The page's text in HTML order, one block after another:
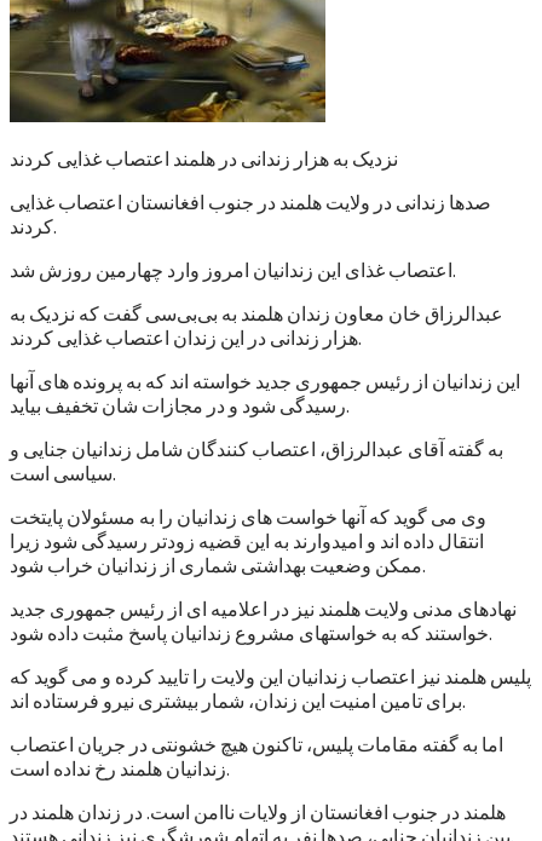
نزدیک به هزار زندانی در هلمند اعتصاب غذایی کردند
صدها زندانی در ولایت هلمند در جنوب افغانستان اعتصاب غذایی
کردند.
اعتصاب غذای این زندانیان امروز وارد چهارمین روزش شد.
عبدالرزاق خان معاون زندان هلمند به بی‌بی‌سی گفت که نزدیک به
هزار زندانی در این زندان اعتصاب غذایی کردند.
این زندانیان از رئیس جمهوری جدید خواسته اند که به پرونده های آنها
رسیدگی شود و در مجازات شان تخفیف بیاید.
به گفته آقای عبدالرزاق، اعتصاب کنندگان شامل زندانیان جنایی و
سیاسی است.
وی می گوید که آنها خواست های زندانیان را به مسئولان پایتخت
انتقال داده اند و امیدوارند به این قضیه زودتر رسیدگی شود زیرا
ممکن وضعیت بهداشتی شماری از زندانیان خراب شود.
نهادهای مدنی ولایت هلمند نیز در اعلامیه ای از رئیس جمهوری جدید
خواستند که به خواستهای مشروع زندانیان پاسخ مثبت داده شود.
پلیس هلمند نیز اعتصاب زندانیان این ولایت را تایید کرده و می گوید که
برای تامین امنیت این زندان، شمار بیشتری نیرو فرستاده اند.
اما به گفته مقامات پلیس، تاکنون هیچ خشونتی در جریان اعتصاب
زندانیان هلمند رخ نداده است.
هلمند در جنوب افغانستان از ولایات ناامن است. در زندان هلمند در
بین زندانیان جنایی، صدها نفر به اتهام شورشگری نیز زندانی هستند.